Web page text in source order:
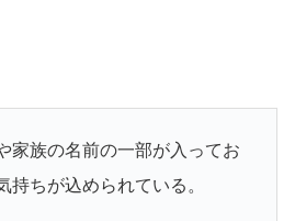
家族の名前の一部が入ってお
持ちが込められている。